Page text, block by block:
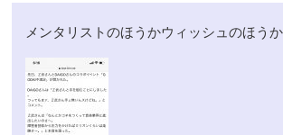
メンタリストのほうかウィッシュのほう